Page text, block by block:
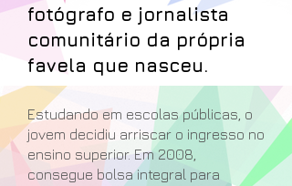
fotógrafo e jornalista
comunitário da própria
favela que nasceu.
Estudando em escolas públicas, o
jovem decidiu arriscar o ingresso no
ensino superior. Em 2008,
consegue bolsa integral para